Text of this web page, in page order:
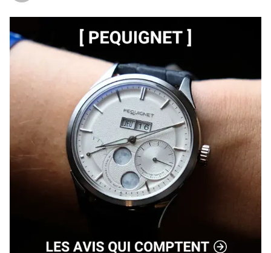
savoir-faire exceptionnel dans l’ensemble, issu d’une
grande marque suisse